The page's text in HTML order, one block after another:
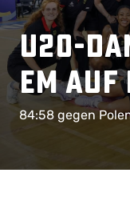
U20-
EM
84:58 gegen